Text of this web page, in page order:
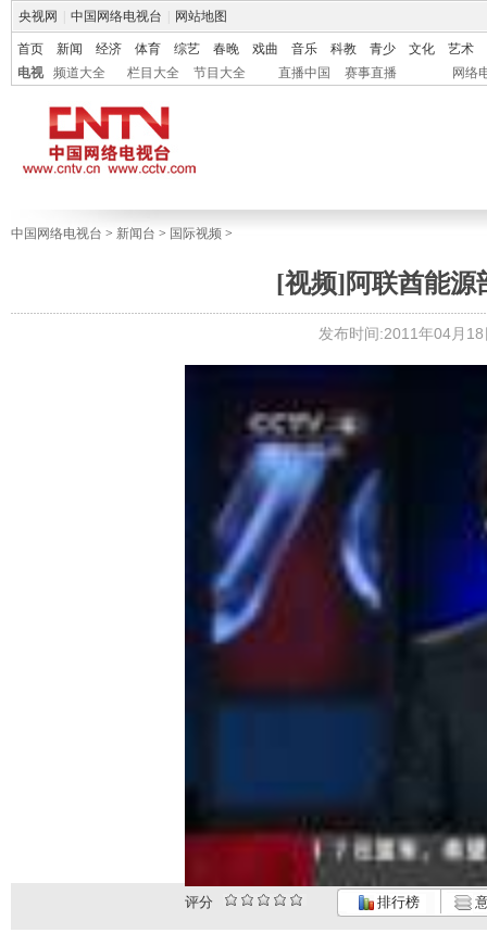
央视网 中国网络电视台 网站地图
首页 新闻 经济 体育 综艺 春晚 戏曲 音乐 科教 青少 文化
艺术
电视
频道大全 栏目大全 节目大全 直播中国 赛事直播 网络
中国网络电视台 > 新闻台 > 国际视频 >
[视频]阿联酋能源
发布时间:2011年04月
评分 排行榜